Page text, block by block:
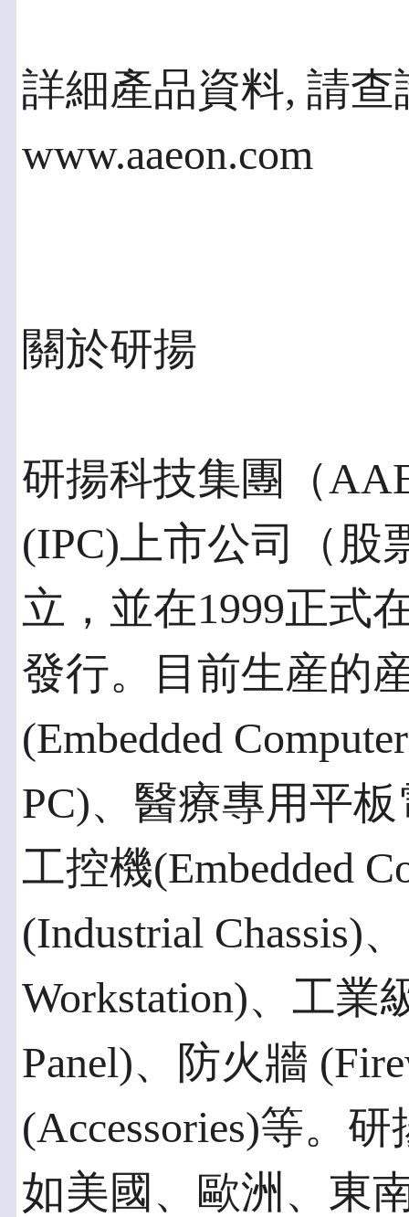
詳細產品資料, 請
www.aaeon.com
關於研揚
研揚科技集團（
(IPC)上市公司（股
立，並在1999正式
發行。目前生産的
(Embedded
PC)、醫療專用平板
工控機(Embedded
(Industrial Chassis)
Workstation)、工業
Panel)、防火牆
(Accessories)等。
如美國、歐洲、東